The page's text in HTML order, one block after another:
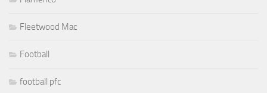
Fleetwood Mac
Football
football pfc